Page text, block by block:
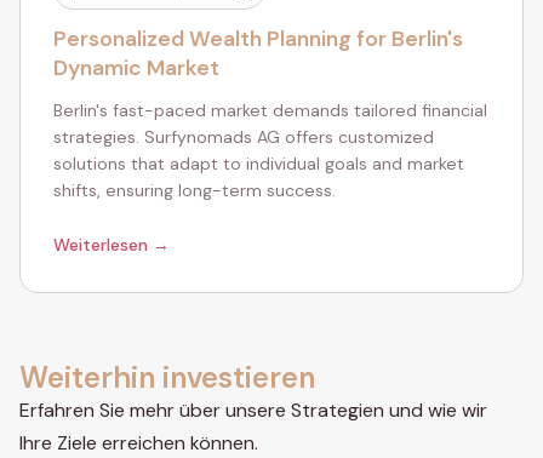
Personalized Wealth Planning for Berlin's
Dynamic Market
Berlin's fast-paced market demands tailored financial
strategies. Surfynomads AG offers customized
solutions that adapt to individual goals and market
shifts, ensuring long-term success.
Weiterlesen →
Weiterhin investieren
Erfahren Sie mehr über unsere Strategien und wie wir
Ihre Ziele erreichen können.